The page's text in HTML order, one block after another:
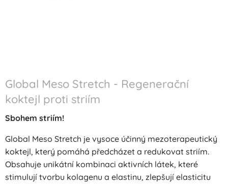
Global Meso Stretch - Regenerační
koktejl proti striím
Sbohem striím!
Global Meso Stretch je vysoce účinný mezoterapeutický
koktejl, který pomáhá předcházet a redukovat striím.
Obsahuje unikátní kombinaci aktivních látek, které
stimulují tvorbu kolagenu a elastinu, zlepšují elasticitu